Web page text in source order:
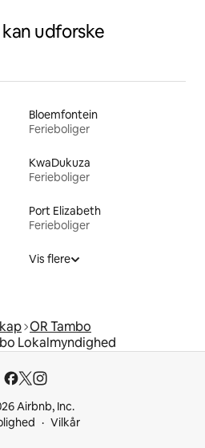
udforske
Bloemfontein
Ferieboliger
KwaDukuza
Ferieboliger
Port Elizabeth
Ferieboliger
Vis flere
OR Tambo
Lokalmyndighed
Airbnb, Inc.
Vilkår